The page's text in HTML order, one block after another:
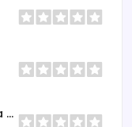
Zahnarztpraxis Dr. Claudia Niebuhr